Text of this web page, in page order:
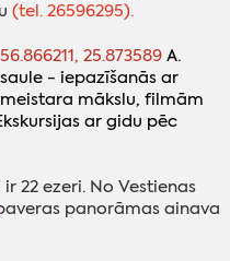
(tel. 26596295).
25.873589A.
- iepazīšanās ar
mākslu, filmām
ar gidu pēc
22 ezeri. No Vestienas
panorāmas ainava